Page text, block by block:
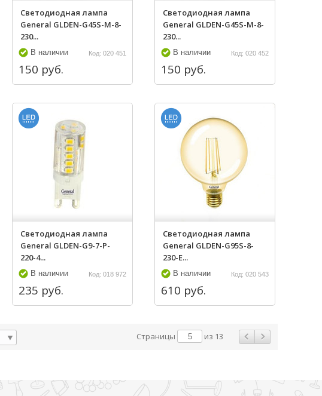
Светодиодная лампа
General GLDEN-G45S-M-8-
230...
В наличии Код: 020 451
150 руб.
Светодиодная лампа
General GLDEN-G45S-M-8-
230...
В наличии Код: 020 452
150 руб.
Светодиодная лампа
General GLDEN-G9-7-P-
220-4...
В наличии Код: 018 972
235 руб.
Светодиодная лампа
General GLDEN-G95S-8-
230-E...
В наличии Код: 020 543
610 руб.
Страницы из 13